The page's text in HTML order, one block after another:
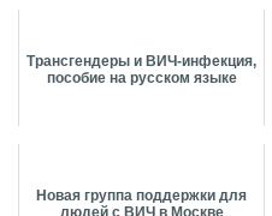
Трансгендеры и ВИЧ-инфекция,
пособие на русском языке
Новая группа поддержки для
людей с ВИЧ в Москве